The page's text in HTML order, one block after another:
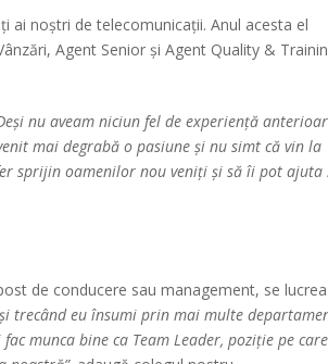
ai noștri de telecomunicații. Anul acesta el
Agent Senior și Agent Quality &
nu aveam niciun fel de experiență
mai degrabă o pasiune și nu simt că vin la
sprijin oamenilor nou veniți și să îi pot ajuta
de conducere sau management, se
trecând eu însumi prin mai multe
munca bine ca Team Leader, poziție pe